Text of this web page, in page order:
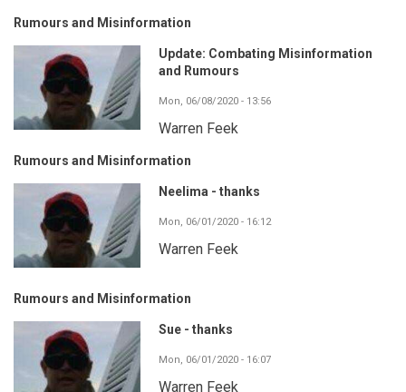
Rumours and Misinformation
Update: Combating Misinformation
and Rumours
Mon, 06/08/2020 - 13:56
Warren Feek
Rumours and Misinformation
Neelima - thanks
Mon, 06/01/2020 - 16:12
Warren Feek
Rumours and Misinformation
Sue - thanks
Mon, 06/01/2020 - 16:07
Warren Feek